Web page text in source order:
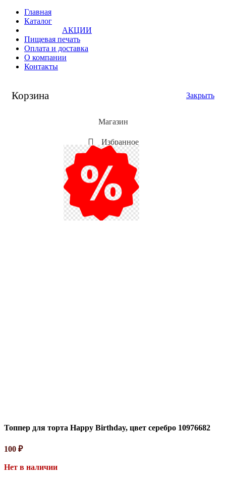
Главная
Каталог
АКЦИИ
Пищевая печать
Оплата и доставка
О компании
Контакты
Корзина Закрыть
Магазин
Избранное
Мой аккаунт
Акции
Топпер для торта Happy Birthday, цвет серебро 10976682
100 ₽
Нет в наличии